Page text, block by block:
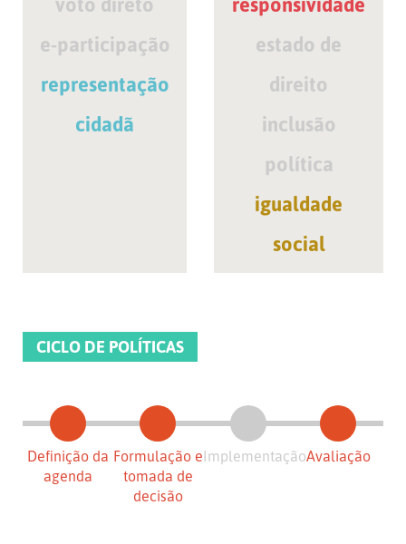
e-participação
representação
cidadã
estado de
direito
inclusão
política
igualdade
social
CICLO DE POLÍTICAS
Definição da
agenda
Formulação e
tomada de
decisão
ImplementaçãoAvaliação